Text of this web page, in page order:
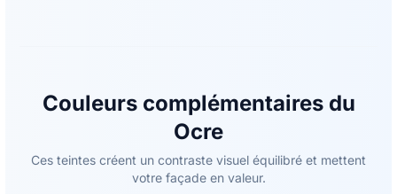
Couleurs complémentaires du
Ocre
Ces teintes créent un contraste visuel équilibré et mettent
votre façade en valeur.